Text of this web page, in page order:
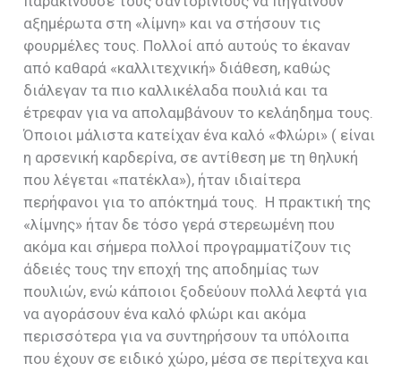
αξημέρωτα στη «λίμνη» και να στήσουν τις
φουρμέλες τους. Πολλοί από αυτούς το έκαναν
από καθαρά «καλλιτεχνική» διάθεση, καθώς
διάλεγαν τα πιο καλλικέλαδα πουλιά και τα
έτρεφαν για να απολαμβάνουν το κελάηδημα τους.
Όποιοι μάλιστα κατείχαν ένα καλό «Φλώρι» ( είναι
η αρσενική καρδερίνα, σε αντίθεση με τη θηλυκή
που λέγεται «πατέκλα»), ήταν ιδιαίτερα
περήφανοι για το απόκτημά τους. Η πρακτική της
«λίμνης» ήταν δε τόσο γερά στερεωμένη που
ακόμα και σήμερα πολλοί προγραμματίζουν τις
άδειές τους την εποχή της αποδημίας των
πουλιών, ενώ κάποιοι ξοδεύουν πολλά λεφτά για
να αγοράσουν ένα καλό φλώρι και ακόμα
περισσότερα για να συντηρήσουν τα υπόλοιπα
που έχουν σε ειδικό χώρο, μέσα σε περίτεχνα και